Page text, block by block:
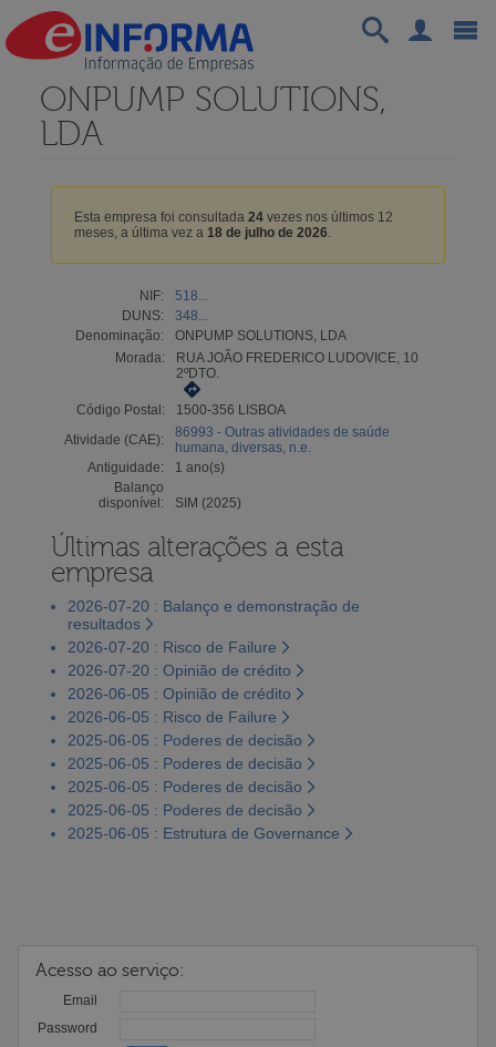
ONPUMP SOLUTIONS,
LDA
Esta empresa foi consultada 24vezes nos últimos 12
meses, a última vez a 18 de julho de 2026.
NIF:
518...
DUNS:
348...
Denominação:
ONPUMP SOLUTIONS, LDA
Morada:
RUA JOÃO FREDERICO LUDOVICE, 10
2ºDTO.
Código Postal:
1500-356 LISBOA
Atividade (CAE):
86993 - Outras atividades de saúde
humana, diversas, n.e.
Antiguidade:
1 ano(s)
Balanço
disponível:
SIM (2025)
Últimas alterações a esta
empresa
2026-07-20 : Balanço e demonstração de
resultados
2026-07-20 : Risco de Failure
2026-07-20 : Opinião de crédito
2026-06-05 : Opinião de crédito
2026-06-05 : Risco de Failure
2025-06-05 : Poderes de decisão
2025-06-05 : Poderes de decisão
2025-06-05 : Poderes de decisão
2025-06-05 : Poderes de decisão
2025-06-05 : Estrutura de Governance
Acesso ao serviço:
Email
Password